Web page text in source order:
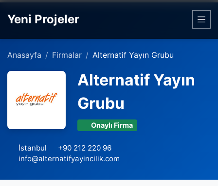
Yeni Projeler
Anasayfa Firmalar Alternatif Yayın Grubu
Alternatif Yayın
Grubu
Onaylı Firma
İstanbul
+90 212 220 96
info@alternatifyayincilik.com